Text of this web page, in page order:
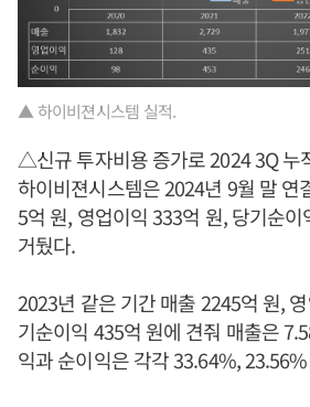
▲ 하이비젼시스템 실적.
△신규 투자비용 증가로 2024 3Q 누
하이비젼시스템은 2024년 9월 말 연
5억 원, 영업이익 333억 원, 당기순
거뒀다.
2023년 같은 기간 매출 2245억 원,
기순이익 435억 원에 견줘 매출은
익과 순이익은 각각 33.64%,